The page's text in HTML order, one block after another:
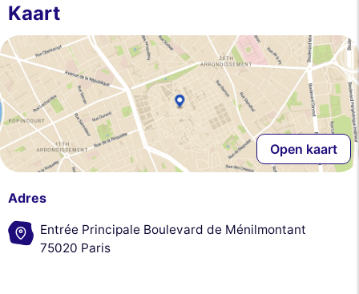
Kaart
Open kaart
Adres
Entrée Principale Boulevard de Ménilmontant
75020 Paris